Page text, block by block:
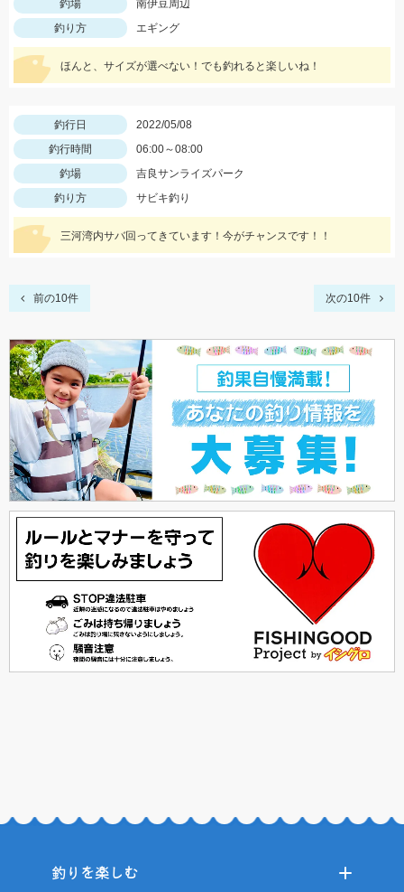
釣場
南伊豆周辺
釣り方
エギング
ほんと、サイズが選べない！でも釣れると楽しいね！
釣行日
2022/05/08
釣行時間
06:00～08:00
釣場
吉良サンライズパーク
釣り方
サビキ釣り
三河湾内サバ回ってきています！今がチャンスです！！
前の10件 次の10件
釣りを楽しむ